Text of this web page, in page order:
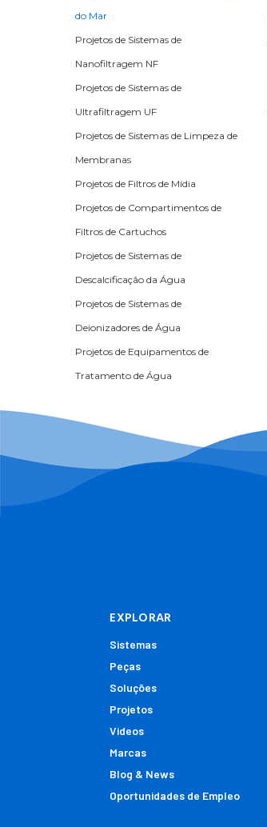
do Mar
Projetos de Sistemas de
Nanofiltragem NF
Projetos de Sistemas de
Ultrafiltragem UF
Projetos de Sistemas de Limpeza de
Membranas
Projetos de Filtros de Mídia
Projetos de Compartimentos de
Filtros de Cartuchos
Projetos de Sistemas de
Descalcificação da Água
Projetos de Sistemas de
Deionizadores de Água
Projetos de Equipamentos de
Tratamento de Água
Eletrodeionização
Projetos de Tratamento de Água
Residual
EXPLORAR
Sistemas
Peças
Soluções
Projetos
Videos
Marcas
Blog & News
Oportunidades de Empleo